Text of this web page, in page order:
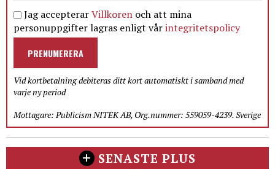
Jag accepterarVillkoren och att mina
personuppgifter lagras enligt vårintegritetspolicy
PRENUMERERA
Vid kortbetalning debiteras ditt kort automatiskt i samband med
varje ny period
Mottagare: Publicism NITEK AB, Org.nummer: 559059-4239. Sverige
SENASTE PLUS